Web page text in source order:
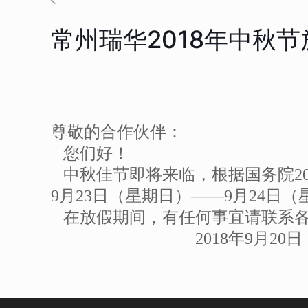
常州瑞华2018年中秋节
尊敬的合作伙伴：
您们好！
中秋佳节即将来临，根据国务院
9月23日（星期日）——9月24日（
在放假期间，有任何事宜请联系
2018年9月20日